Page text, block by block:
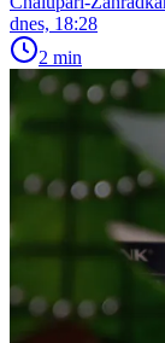
dnes, 18:28
2 min